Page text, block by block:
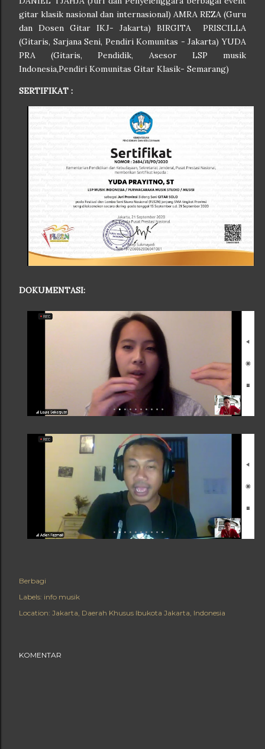
gitar klasik nasional dan internasional) AMRA REZA (Guru
dan Dosen Gitar IKJ- Jakarta) BIRGITA PRISCILLA
(Gitaris, Sarjana Seni, Pendiri Komunitas - Jakarta) YUDA
PRA (Gitaris, Pendidik, Asesor LSP musik
Indonesia,Pendiri Komunitas Gitar Klasik- Semarang)
SERTIFIKAT :
DOKUMENTASI:
Berbagi
Labels: info musik
Location: Jakarta, Daerah Khusus Ibukota Jakarta, Indonesia
KOMENTAR
4 Nov 2018 jam 2:29 PST